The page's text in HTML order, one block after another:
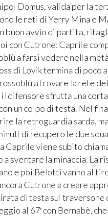
Domus, valida per la
le reti di Yerry Mina e
buon avvio di partita,
con Cutrone: Caprile
a farsi vedere nella
di Lovik termina di poco
a trovare la rete
il difensore sfrutta una
un colpo di testa. Nel
la retroguardia sarda,
di recupero le due
Caprile viene subito
sventare la minaccia. La
e poi Belotti vanno al
Cutrone a creare
di testa sul traversone
al 67′ con Bernabè, che